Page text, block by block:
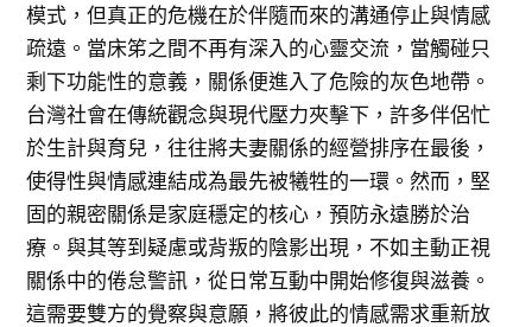
模式，但真正的危機在於伴隨而來的溝通停止與情感
疏遠。當床笫之間不再有深入的心靈交流，當觸碰只
剩下功能性的意義，關係便進入了危險的灰色地帶。
台灣社會在傳統觀念與現代壓力夾擊下，許多伴侶忙
於生計與育兒，往往將夫妻關係的經營排序在最後，
使得性與情感連結成為最先被犧牲的一環。然而，堅
固的親密關係是家庭穩定的核心，預防永遠勝於治
療。與其等到疑慮或背叛的陰影出現，不如主動正視
關係中的倦怠警訊，從日常互動中開始修復與滋養。
這需要雙方的覺察與意願，將彼此的情感需求重新放